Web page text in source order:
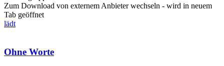
Zum Download von externem Anbieter wechseln - wird in neuem
Tab geöffnet
lädt
Ohne Worte